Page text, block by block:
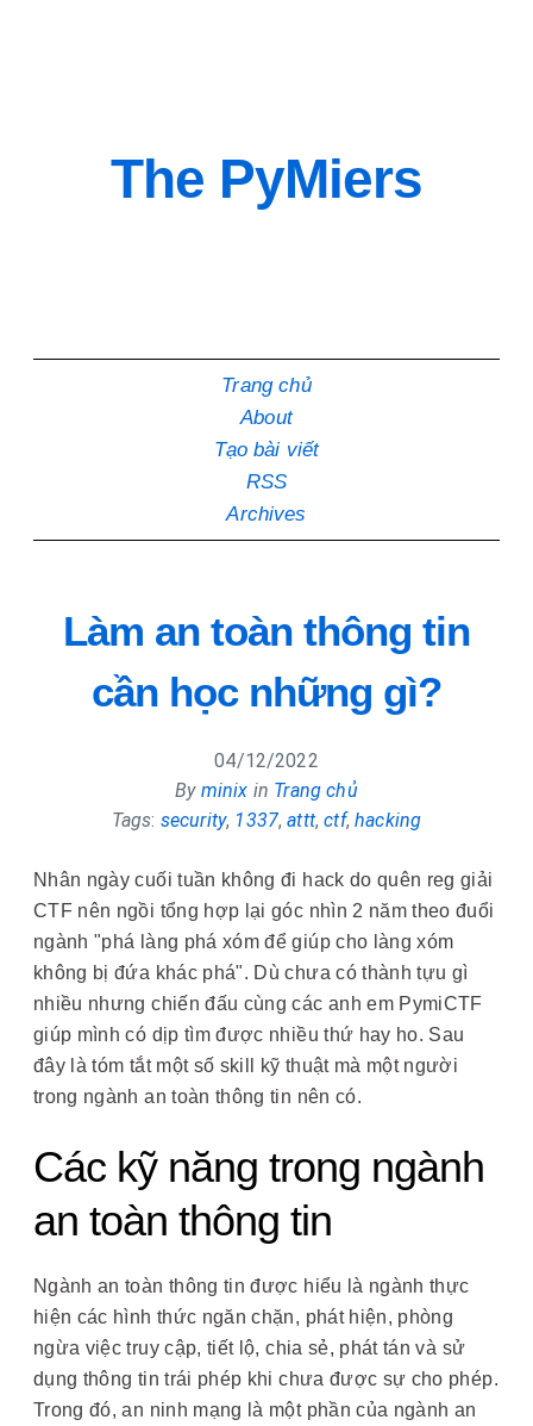
The PyMiers
Trang chủ
About
Tạo bài viết
RSS
Archives
Làm an toàn thông tin
cần học những gì?
04/12/2022
By minix in Trang chủ
Tags: security, 1337,attt,ctf,hacking
Nhân ngày cuối tuần không đi hack do quên reg giải
CTF nên ngồi tổng hợp lại góc nhìn 2 năm theo đuổi
ngành "phá làng phá xóm để giúp cho làng xóm
không bị đứa khác phá". Dù chưa có thành tựu gì
nhiều nhưng chiến đấu cùng các anh em PymiCTF
giúp mình có dịp tìm được nhiều thứ hay ho. Sau
đây là tóm tắt một số skill kỹ thuật mà một người
trong ngành an toàn thông tin nên có.
Các kỹ năng trong ngành
an toàn thông tin
Ngành an toàn thông tin được hiểu là ngành thực
hiện các hình thức ngăn chặn, phát hiện, phòng
ngừa việc truy cập, tiết lộ, chia sẻ, phát tán và sử
dụng thông tin trái phép khi chưa được sự cho phép.
Trong đó, an ninh mạng là một phần của ngành an